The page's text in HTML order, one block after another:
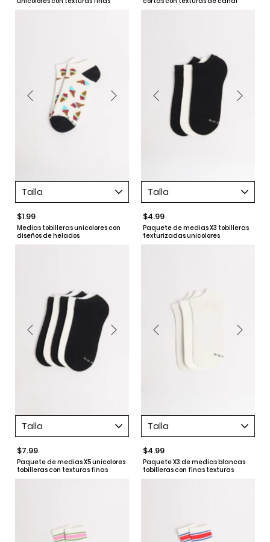
Talla
$1.99
Medias tobilleras unicolores con
diseños de helados
Talla
$4.99
Paquete de medias X3 tobilleras
texturizadas unicolores
Talla
$7.99
Paquete de medias X5 unicolores
tobilleras con texturas finas
Talla
$4.99
Paquete X3 de medias blancas
tobilleras con finas texturas